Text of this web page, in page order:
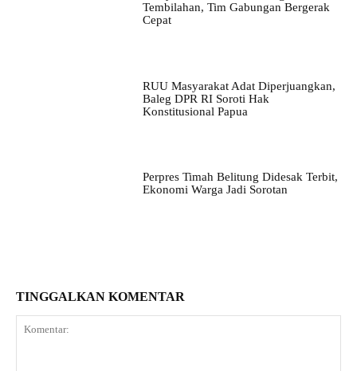
Tembilahan, Tim Gabungan Bergerak
Cepat
RUU Masyarakat Adat Diperjuangkan,
Baleg DPR RI Soroti Hak
Konstitusional Papua
Perpres Timah Belitung Didesak Terbit,
Ekonomi Warga Jadi Sorotan
TINGGALKAN KOMENTAR